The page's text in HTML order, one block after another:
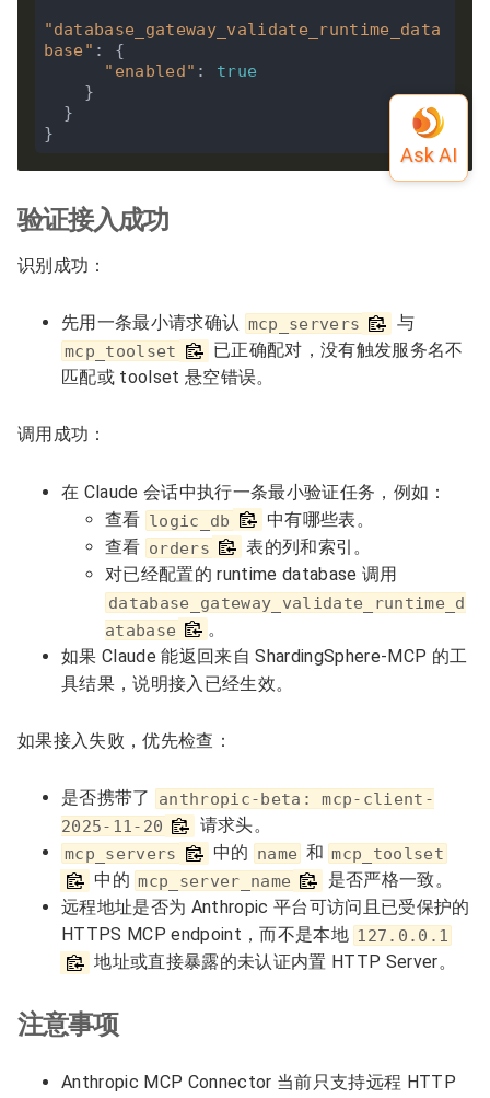
"database_gateway_validate_runtime_data
base" : {
"enabled" : true
验证接入成功
识别成功：
先用一条最小请求确认 mcp_servers 与
mcp_toolset
已正确配对，没有触发服务名不
匹配或 toolset 悬空错误。
调用成功：
在 Claude 会话中执行一条最小验证任务，例如：
查看 logic_db
中有哪些表。
查看 orders
表的列和索引。
对已经配置的 runtime database 调用
database_gateway_validate_runtime_d
atabase
。
如果 Claude 能返回来自 ShardingSphere-MCP 的工
具结果，说明接入已经生效。
如果接入失败，优先检查：
是否携带了
anthropic-beta: mcp-client-
2025-11-20
请求头。
mcp_servers 中的 name 和 mcp_toolset
中的 mcp_server_name
是否严格一致。
远程地址是否为 Anthropic 平台可访问且已受保护的
HTTPS MCP endpoint，而不是本地 127.0.0.1
地址或直接暴露的未认证内置 HTTP Server。
注意事项
Anthropic MCP Connector 当前只支持远程 HTTP